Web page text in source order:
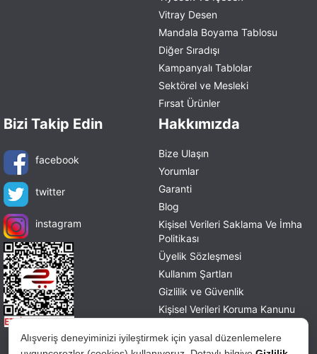
Alışveriş deneyiminizi iyileştirmek için yasal düzenlemelere
Vitray Desen
Mandala Boyama Tablosu
Diğer Sıradışı
Kampanyalı Tablolar
Sektörel ve Mesleki
Fırsat Ürünler
Bizi Takip Edin
facebook
twitter
instagram
Hakkımızda
Bize Ulaşın
Yorumlar
Garanti
Blog
Kişisel Verileri Saklama Ve İmha
Politikası
Üyelik Sözleşmesi
Kullanım Şartları
Gizlilik ve Güvenlik
Kişisel Verileri Koruma Kanunu
İade ve Değişim Politikası